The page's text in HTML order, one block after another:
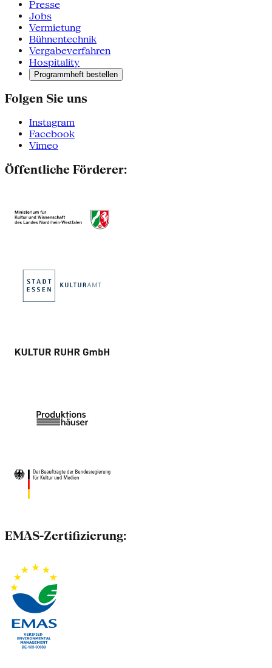
Presse
Jobs
Vermietung
Bühnentechnik
Vergabeverfahren
Hospitality
Programmheft bestellen
Folgen Sie uns
Instagram
Facebook
Vimeo
Öffentliche Förderer:
EMAS-Zertifizierung: